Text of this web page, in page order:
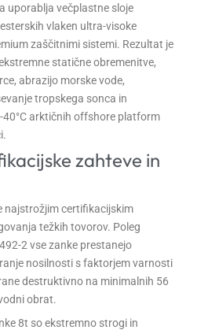
uporablja večplastne sloje
vlaken ultra-visoke
zaščitnimi sistemi. Rezultat je
statične obremenitve,
abrazijo morske vode,
tropskega sonca in
arktičnih offshore platform
zahteve in
najstrožjim certifikacijskim
težkih tovorov. Poleg
2 vse zanke prestanejo
nosilnosti s faktorjem varnosti
destruktivno na minimalnih 56
obrat.
8t so ekstremno strogi in